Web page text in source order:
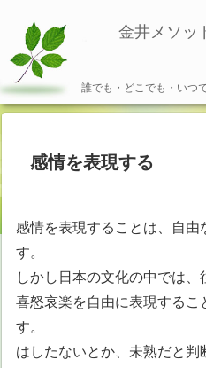
金井メソッ
誰でも・どこでも・いつ
感情を表現する
感情を表現することは、自
す。
しかし日本の文化の中では、
喜怒哀楽を自由に表現するこ
す。
はしたないとか、未熟だと判